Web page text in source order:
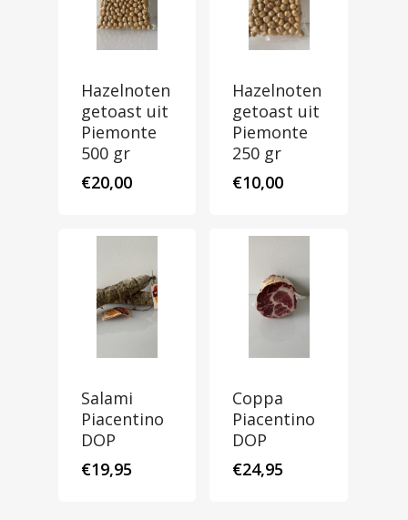
Hazelnoten
getoast uit
Piemonte
500 gr
€20,00
Hazelnoten
getoast uit
Piemonte
250 gr
€10,00
Salami
Piacentino
DOP
€19,95
Coppa
Piacentino
DOP
€24,95